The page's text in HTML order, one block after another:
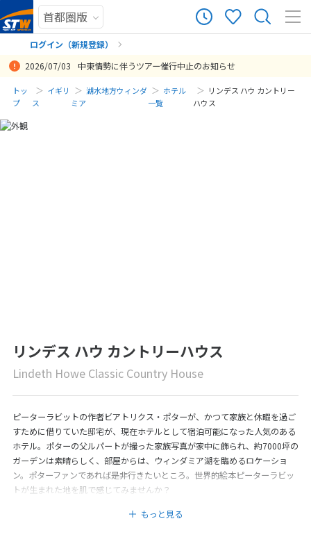
ログイン（新規登録）
まだ履歴がありません
2026/07/03 中東情勢に伴うツアー催行中止のお知らせ
トッ
プ
イギリ
ス
湖水地方ウィンダ
ミア
ホテル
一覧
リンデス ハウ カントリー
ハウス
リンデス ハウ カントリーハウス
Lindeth Howe Classic Country House
ピーターラビットの作者ビアトリクス・ポターが、かつて家族と休暇を過ご
すために借りていた邸宅が、現在ホテルとして宿泊可能になった人気のある
ホテル。ポターの父ルパートが撮った家族写真が家中に飾られ、約7000坪の
ガーデンは素晴らしく、部屋からは、ウィンダミア湖を臨めるロケーショ
ン。ポターファンであれば是非行きたいところ。世界的絵本ピーターラビッ
トが生まれた地を肌で感じてみませんか？
もっと見る